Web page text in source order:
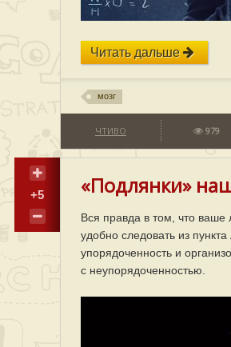
Читать дальше
мозг
ЧТИВО 979
+5 «Подлянки»
Вся правда в том, что ваше
удобно следовать из
упорядоченность и
с неупорядоченностью.